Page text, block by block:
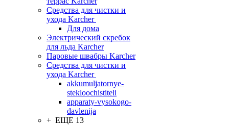
Средства для чистки и
ухода Karcher
Для дома
Электрический скребок
для льда Karcher
Паровые швабры Karcher
Средства для чистки и
ухода Karcher
akkumuljatornye-
stekloochistiteli
apparaty-vysokogo-
davlenija
+ ЕЩЕ 13